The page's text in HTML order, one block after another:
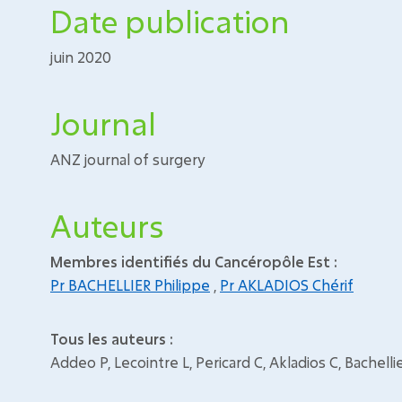
Date publication
juin 2020
Journal
ANZ journal of surgery
Auteurs
Membres identifiés du Cancéropôle Est :
Pr BACHELLIER Philippe
Pr AKLADIOS Chérif
Tous les auteurs :
Addeo P, Lecointre L, Pericard C, Akladios C,